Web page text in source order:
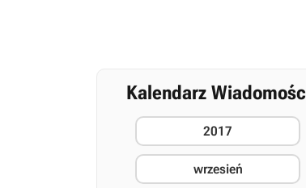
Kalendarz
2017
wrzesień